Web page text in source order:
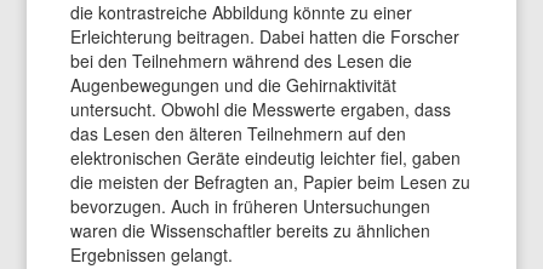
die kontrastreiche Abbildung könnte zu einer
Erleichterung beitragen. Dabei hatten die Forscher
bei den Teilnehmern während des Lesen die
Augenbewegungen und die Gehirnaktivität
untersucht. Obwohl die Messwerte ergaben, dass
das Lesen den älteren Teilnehmern auf den
elektronischen Geräte eindeutig leichter fiel, gaben
die meisten der Befragten an, Papier beim Lesen zu
bevorzugen. Auch in früheren Untersuchungen
waren die Wissenschaftler bereits zu ähnlichen
Ergebnissen gelangt.